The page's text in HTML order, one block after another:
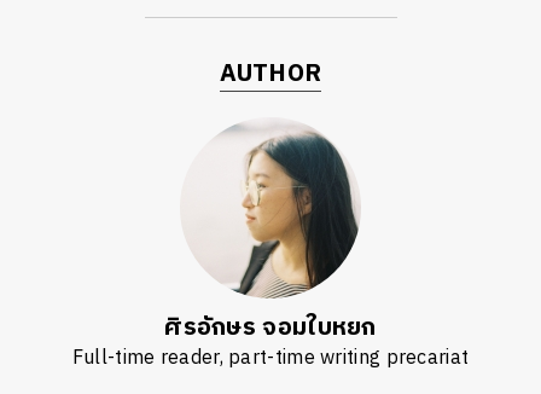
AUTHOR
ศิรอักษร จอมใบหยก
Full-time reader, part-time writing precariat